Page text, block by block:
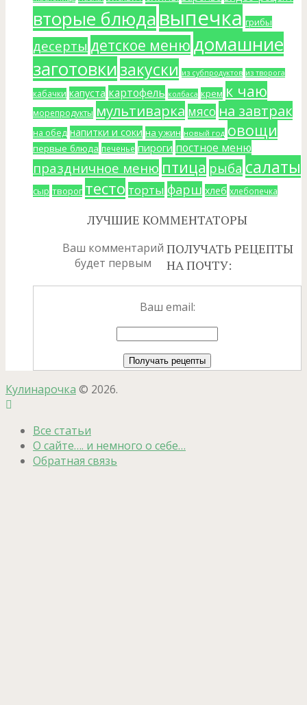
вторые блюдавыпечка грибы
десерты детское меню домашние
заготовкизакуски из субпродуктов из творога
кабачки капуста картофель колбаса крем к чаю
морепродукты мультиварка мясо на завтрак
на обед напитки и соки на ужин новый год овощи
первые блюда печенье пироги постное меню
праздничное меню птица рыба салаты
сыр творог тесто торты фарш хлеб хлебопечка
ЛУЧШИЕ КОММЕНТАТОРЫ
Ваш комментарий
будет первым
ПОЛУЧАТЬ РЕЦЕПТЫ
НА ПОЧТУ:
Ваш email:
Кулинарочка © 2026.
Все статьи
О сайте…. и немного о себе…
Обратная связь